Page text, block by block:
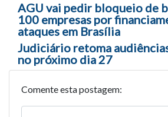
Navegação entre
AGU vai pedir bloqueio de
100 empresas por
ataques em Brasília
Judiciário retoma
no próximo dia 27
Comente esta postagem: